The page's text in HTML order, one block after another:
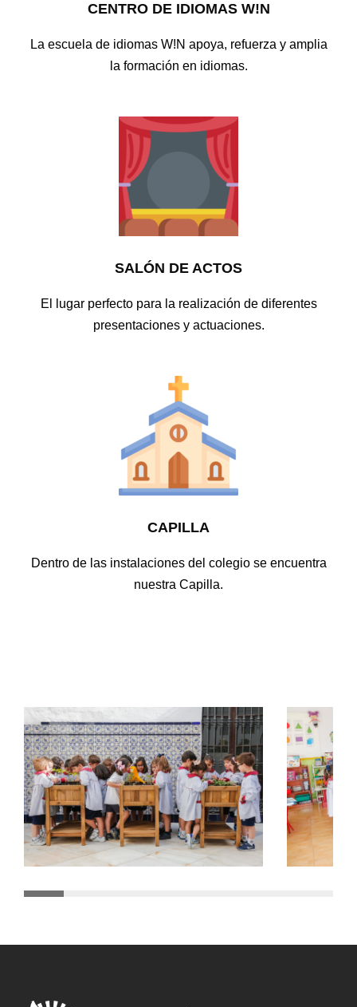
CENTRO DE IDIOMAS W!N
La escuela de idiomas W!N apoya, refuerza y amplia
la formación en idiomas.
SALÓN DE ACTOS
El lugar perfecto para la realización de diferentes
presentaciones y actuaciones.
CAPILLA
Dentro de las instalaciones del colegio se encuentra
nuestra Capilla.